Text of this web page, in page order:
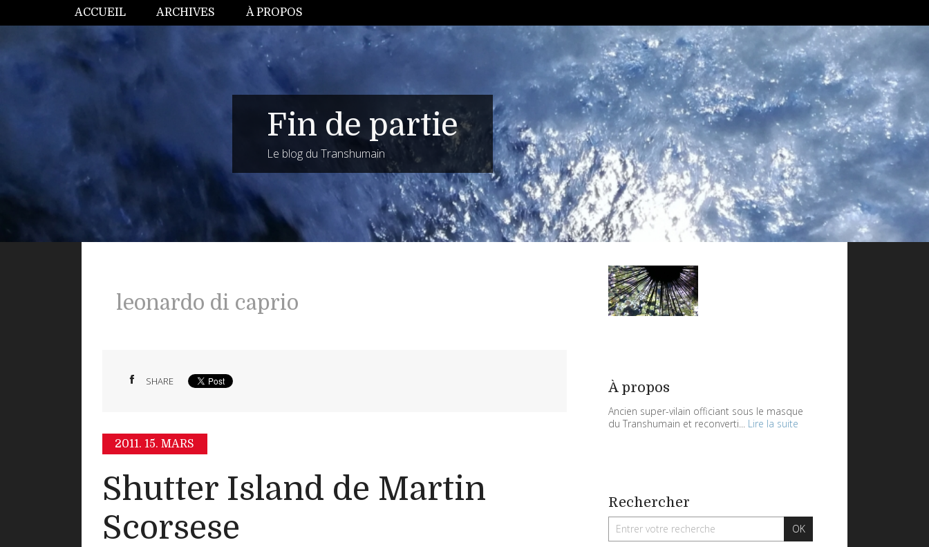
ACCUEIL ARCHIVES À PROPOS
Fin de partie
Le blog du Transhumain
leonardo di caprio
SHARE
2011. 15. MARS
Shutter Island de Martin
Scorsese
À propos
Ancien super-vilain officiant sous le masque
du Transhumain et reconverti... Lire la suite
Rechercher